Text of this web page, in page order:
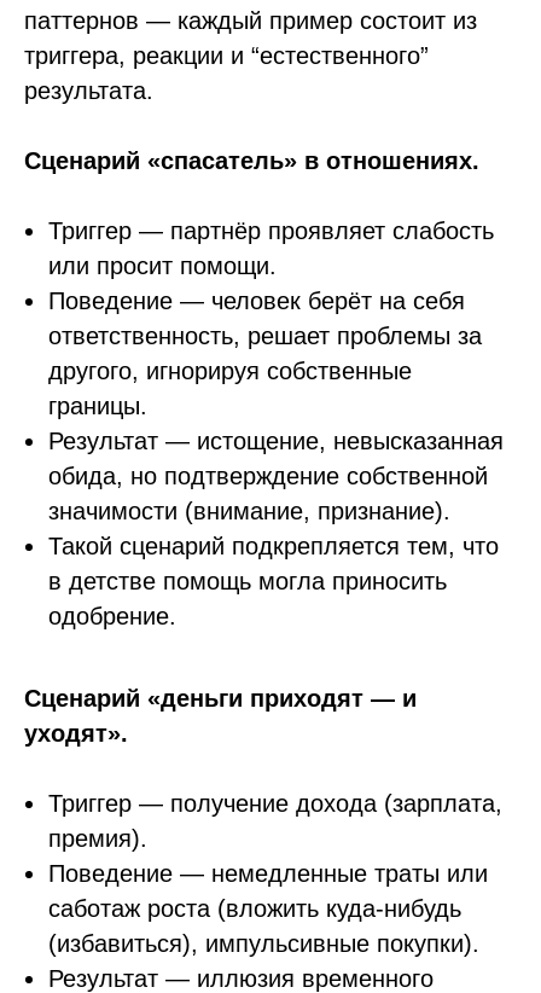
паттернов — каждый пример состоит из
триггера, реакции и “естественного”
результата.
Сценарий «спасатель» в отношениях.
Триггер — партнёр проявляет слабость
или просит помощи.
Поведение — человек берёт на себя
ответственность, решает проблемы за
другого, игнорируя собственные
границы.
Результат — истощение, невысказанная
обида, но подтверждение собственной
значимости (внимание, признание).
Такой сценарий подкрепляется тем, что
в детстве помощь могла приносить
одобрение.
Сценарий «деньги приходят — и
уходят».
Триггер — получение дохода (зарплата,
премия).
Поведение — немедленные траты или
саботаж роста (вложить куда-нибудь
(избавиться), импульсивные покупки).
Результат — иллюзия временного